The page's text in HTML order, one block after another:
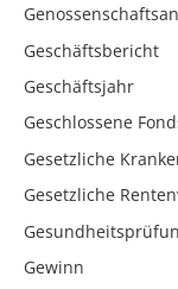
Geschäftsbericht
Geschäftsjahr
Geschlossene
Gesetzliche
Gesetzliche
Gewinn